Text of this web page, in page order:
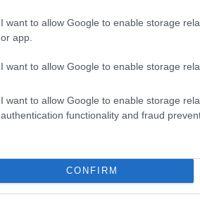
I want to allow Google to enable storage
or app.
I want to allow Google to enable storage
I want to allow Google to enable storage
authentication functionality and fraud
CONFIRM